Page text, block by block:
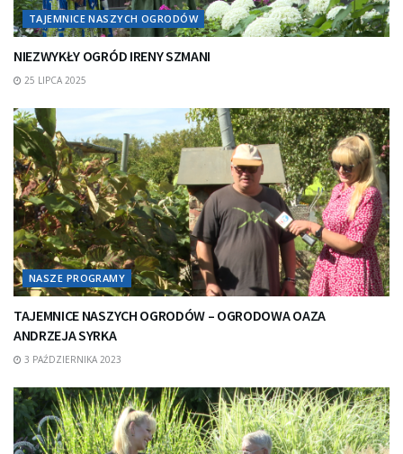
TAJEMNICE NASZYCH OGRODÓW
NIEZWYKŁY OGRÓD IRENY SZMANI
25 LIPCA 2025
NASZE PROGRAMY
TAJEMNICE NASZYCH OGRODÓW – OGRODOWA OAZA
ANDRZEJA SYRKA
3 PAŹDZIERNIKA 2023